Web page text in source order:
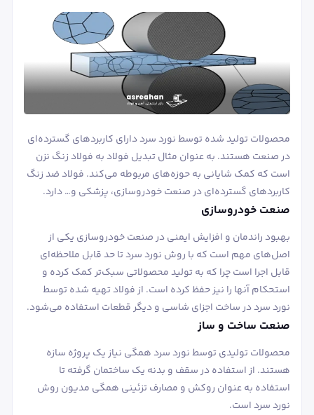
محصولات تولید شده توسط نورد سرد دارای کاربردهای گسترده‌ای
در صنعت هستند. به عنوان مثال تبدیل فولاد به فولاد زنگ نزن
است که کمک شایانی به حوزه‌های مربوطه می‌کند. فولاد ضد زنگ
کاربردهای گسترده‌ای در صنعت خودروسازی، پزشکی و… دارد.
صنعت خودروسازی
بهبود راندمان و افزایش ایمنی در صنعت خودروسازی یکی از
اصل‌های مهم است که با روش نورد سرد تا حد قابل ملاحظه‌ای
قابل اجرا است چرا که به تولید محصولاتی سبک‌تر کمک کرده و
استحکام آنها را نیز حفظ کرده است. از فولاد تهیه شده توسط
نورد سرد در ساخت اجزای شاسی و دیگر قطعات استفاده می‌شود.
صنعت ساخت و ساز
محصولات تولیدی توسط نورد سرد همگی نیاز یک پروژه سازه
هستند. از استفاده در سقف و بدنه یک ساختمان گرفته تا
استفاده به عنوان روکش و مصارف تزئینی همگی مدیون روش
نورد سرد است.